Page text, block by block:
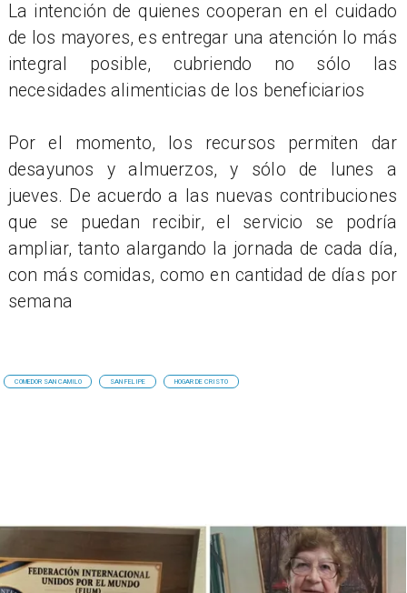
La intención de quienes cooperan en el cuidado
de los mayores, es entregar una atención lo más
integral posible, cubriendo no sólo las
necesidades alimenticias de los beneficiarios
Por el momento, los recursos permiten dar
desayunos y almuerzos, y sólo de lunes a
jueves. De acuerdo a las nuevas contribuciones
que se puedan recibir, el servicio se podría
ampliar, tanto alargando la jornada de cada día,
con más comidas, como en cantidad de días por
semana
COMEDOR SAN CAMILO SAN FELIPE HOGAR DE CRISTO